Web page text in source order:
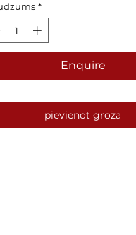
*
Enquire
pievienot grozā